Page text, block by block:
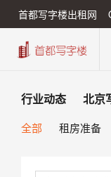
首都写字楼出租网
行业动态 北京
全部 租房准备